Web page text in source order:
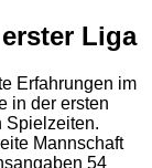
Liga
Erfahrungen im
in der ersten
Spielzeiten.
Mannschaft
54